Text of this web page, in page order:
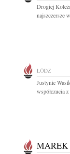
Drogiej
najszczersze
ŁÓDŹ
Justynie
współczucia